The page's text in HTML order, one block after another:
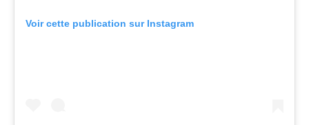
Voir cette publication sur Instagram